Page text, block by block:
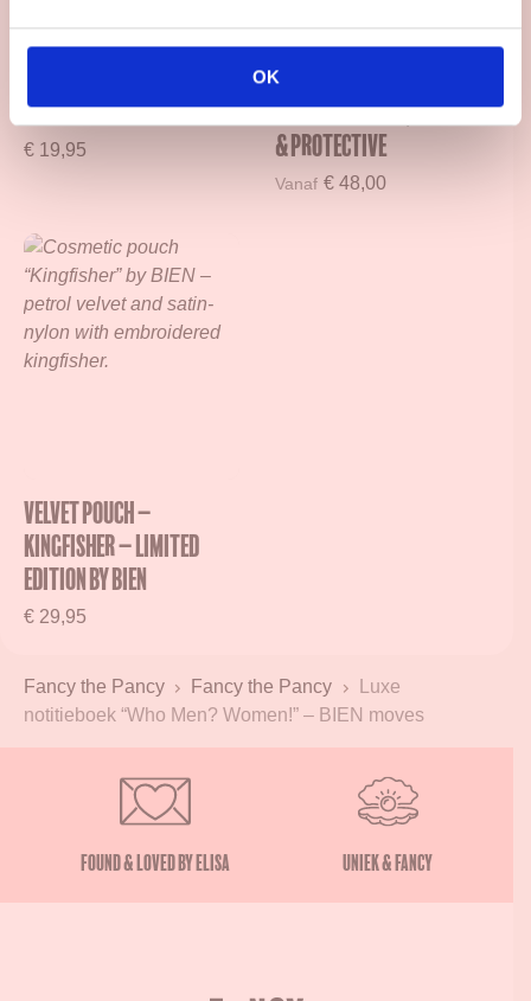
OK
– “Well-Behaved Women”
€ 19,95
Recitem Laptop Sleeve
Rosa – Vibrant, Stylish
& Protective
Vanaf €48,00
Velvet pouch –
Kingfisher – Limited
Edition by BIEN
€ 29,95
Fancy the Pancy Fancy the Pancy
Luxe
notitieboek “Who Men? Women!” – BIEN moves
Found & Loved by Elisa Uniek & Fancy